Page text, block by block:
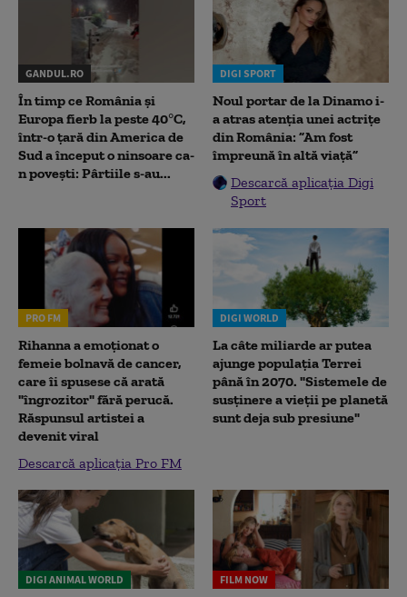
GANDUL.RO
În timp ce România și
Europa fierb la peste 40°C,
într-o țară din America de
Sud a început o ninsoare ca-
n povești: Pârtiile s-au...
DIGI SPORT
Noul portar de la Dinamo i-
a atras atenția unei actrițe
din România: ”Am fost
împreună în altă viață”
Descarcă aplicația Digi
Sport
PRO FM
Rihanna a emoționat o
femeie bolnavă de cancer,
care îi spusese că arată
"îngrozitor" fără perucă.
Răspunsul artistei a
devenit viral
Descarcă aplicația Pro FM
DIGI WORLD
La câte miliarde ar putea
ajunge populația Terrei
până în 2070. "Sistemele de
susținere a vieții pe planetă
sunt deja sub presiune"
DIGI ANIMAL WORLD FILM NOW